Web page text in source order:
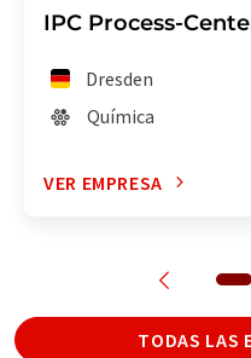
IPC Process-
Dresden
Química
VER EMPRESA
TODAS LAS